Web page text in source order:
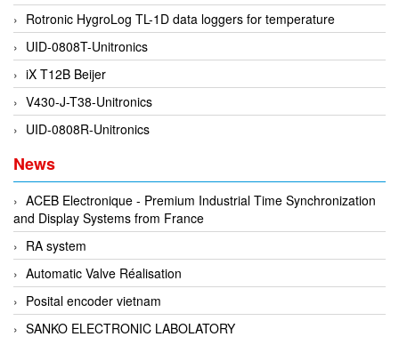
EPC
EPE Process Filters & Accumulators
Epro/Emerson
ERE WIRELESS
Erhardt-Leimer
Erhardt-leimer
ERICHSEN
Erinda/Delta
ESA Automation Vietnam
Esa Pyronics
Euchner
Rotronic HygroLog TL-1D data loggers for temperature
UID-0808T-Unitronics
iX T12B Beijer
V430-J-T38-Unitronics
UID-0808R-Unitronics
News
ACEB Electronique - Premium Industrial Time Synchronization
and Display Systems from France
RA system
Automatic Valve Réalisation
Posital encoder vietnam
SANKO ELECTRONIC LABOLATORY